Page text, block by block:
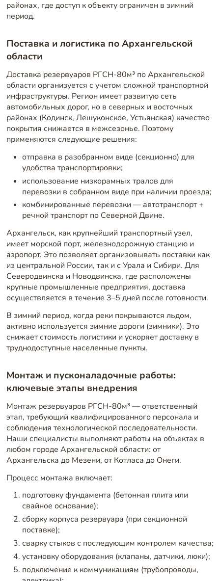
районах, где доступ к объекту ограничен в зимний
период.
Поставка и логистика по Архангельской
области
Доставка резервуаров РГСН-80м³ по Архангельской
области организуется с учетом сложной транспортной
инфраструктуры. Регион имеет развитую сеть
автомобильных дорог, но в северных и восточных
районах (Кодинск, Лешуконское, Устьянская) качество
покрытия снижается в межсезонье. Поэтому
применяются следующие решения:
отправка в разобранном виде (секционно) для
удобства транспортировки;
использование низкорамных тралов для
перевозки в собранном виде при наличии проезда;
комбинированные перевозки — автотранспорт +
речной транспорт по Северной Двине.
Архангельск, как крупнейший транспортный узел,
имеет морской порт, железнодорожную станцию и
аэропорт. Это позволяет организовывать поставки как
из центральной России, так и с Урала и Сибири. Для
Северодвинска и Новодвинска, где расположены
крупные промышленные предприятия, доставка
осуществляется в течение 3–5 дней после готовности.
В зимний период, когда реки покрываются льдом,
активно используется зимние дороги (зимники). Это
снижает стоимость логистики и ускоряет доставку в
труднодоступные населенные пункты.
Монтаж и пусконаладочные работы:
ключевые этапы внедрения
Монтаж резервуаров РГСН-80м³ — ответственный
этап, требующий квалифицированного персонала и
соблюдения технологической последовательности.
Наши специалисты выполняют работы на объектах в
любом городе Архангельской области: от
Архангельска до Мезени, от Котласа до Онеги.
Процесс монтажа включает:
подготовку фундамента (бетонная плита или
свайное основание);
сборку корпуса резервуара (при секционной
поставке);
сварку стыков с последующим контролем качества;
установку оборудования (клапаны, датчики, люки);
подключение к коммуникациям (трубопроводы,